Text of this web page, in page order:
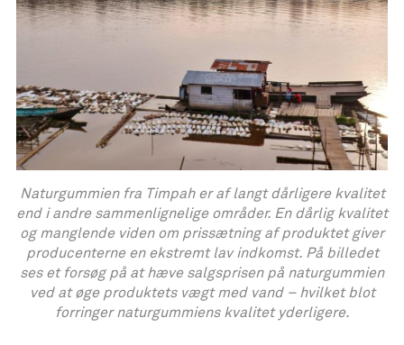
Naturgummien fra Timpah er af langt dårligere kvalitet
end i andre sammenlignelige områder. En dårlig kvalitet
og manglende viden om prissætning af produktet giver
producenterne en ekstremt lav indkomst. På billedet
ses et forsøg på at hæve salgsprisen på naturgummien
ved at øge produktets vægt med vand – hvilket blot
forringer naturgummiens kvalitet yderligere.